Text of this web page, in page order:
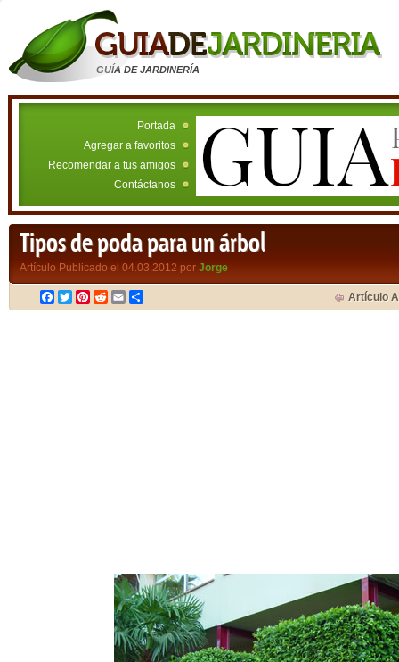
GUÍA DE JARDINERÍA
Portada
Agregar a favoritos
Recomendar a tus amigos
Contáctanos
Tipos de poda para un árbol
Artículo Publicado el 04.03.2012 por Jorge
Facebook
TwitterPinterest
RedditEmail Artículo